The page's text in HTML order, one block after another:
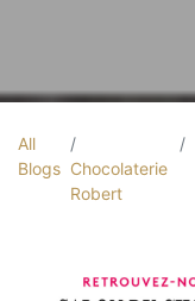
All
Blogs Chocolaterie
Robert